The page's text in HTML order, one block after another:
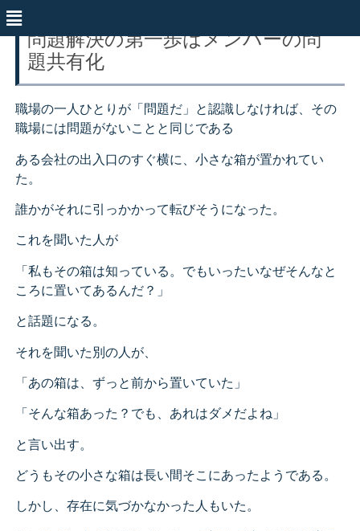
問題解決の第一歩はメンバーの問
題共有化
職場の一人ひとりが「問題だ」と認識しなければ、その
職場には問題がないことと同じである
ある会社の出入口のすぐ横に、小さな箱が置かれてい
た。
誰かがそれに引っかかって転びそうになった。
これを聞いた人が
「私もその箱は知っている。でもいったいなぜそんなと
ころに置いてあるんだ？」
と話題になる。
それを聞いた別の人が、
「あの箱は、ずっと前から置いていた」
「そんな箱あった？でも、あれはダメだよね」
と言い出す。
どうもその小さな箱は長い間そこにあったようである。
しかし、存在に気づかなかった人もいた。